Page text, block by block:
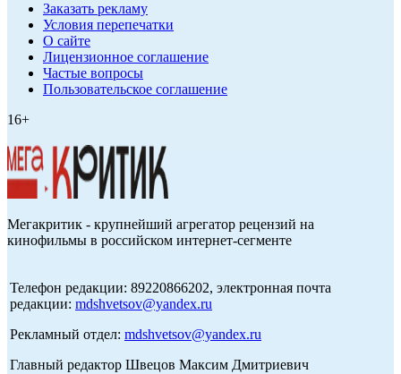
Заказать рекламу
Условия перепечатки
О сайте
Лицензионное соглашение
Частые вопросы
Пользовательское соглашение
16+
Мегакритик - крупнейший агрегатор рецензий на
кинофильмы в российском интернет-сегменте
Телефон редакции: 89220866202, электронная почта
редакции: mdshvetsov@yandex.ru
Рекламный отдел: mdshvetsov@yandex.ru
Главный редактор Швецов Максим Дмитриевич